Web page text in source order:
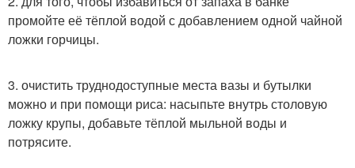
промойте её тёплой водой с добавлением одной чайной
ложки горчицы.
3. очистить труднодоступные места вазы и бутылки
можно и при помощи риса: насыпьте внутрь столовую
ложку крупы, добавьте тёплой мыльной воды и
потрясите.